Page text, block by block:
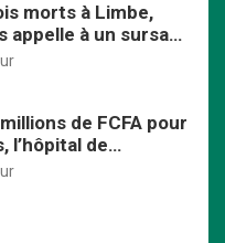
morts à Limbe,
appelle à un sursaut
de FCFA pour
l’hôpital de
son centre